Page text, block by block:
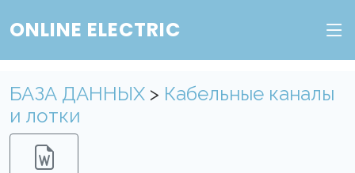
ONLINE ELECTRIC
БАЗА ДАННЫХ > Кабельные каналы
и лотки